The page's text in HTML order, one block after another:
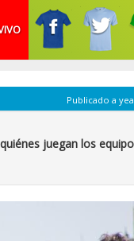
Publicado a
juegan los